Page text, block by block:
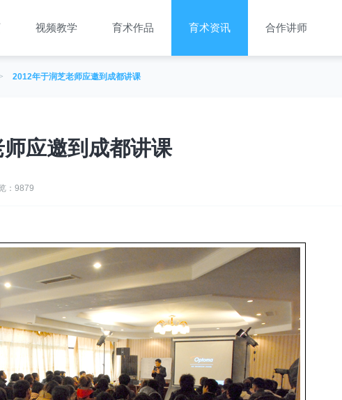
视频教学 育术作品 育术资讯 合作讲师
> 2012年于润芝老师应邀到成都讲课
应邀到成都讲课
：9879